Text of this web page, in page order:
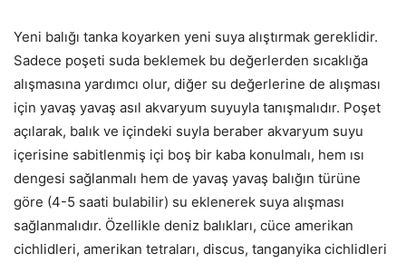
Yeni balığı tanka koyarken yeni suya alıştırmak gereklidir.
Sadece poşeti suda beklemek bu değerlerden sıcaklığa
alışmasına yardımcı olur, diğer su değerlerine de alışması
için yavaş yavaş asıl akvaryum suyuyla tanışmalıdır. Poşet
açılarak, balık ve içindeki suyla beraber akvaryum suyu
içerisine sabitlenmiş içi boş bir kaba konulmalı, hem ısı
dengesi sağlanmalı hem de yavaş yavaş balığın türüne
göre (4-5 saati bulabilir) su eklenerek suya alışması
sağlanmalıdır. Özellikle deniz balıkları, cüce amerikan
cichlidleri, amerikan tetraları, discus, tanganyika cichlidleri